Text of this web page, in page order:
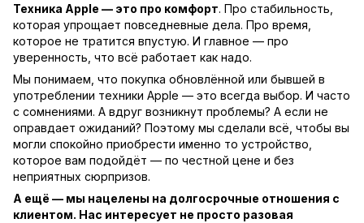
Техника Apple — это про комфорт. Про стабильность,
которая упрощает повседневные дела. Про время,
которое не тратится впустую. И главное — про
уверенность, что всё работает как надо.
Мы понимаем, что покупка обновлённой или бывшей в
употреблении техники Apple — это всегда выбор. И часто
с сомнениями. А вдруг возникнут проблемы? А если не
оправдает ожиданий? Поэтому мы сделали всё, чтобы вы
могли спокойно приобрести именно то устройство,
которое вам подойдёт — по честной цене и без
неприятных сюрпризов.
А ещё — мы нацелены на долгосрочные отношения с
клиентом. Нас интересует не просто разовая